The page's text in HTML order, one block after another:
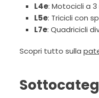
L4e: Motocicli a
L5e: Tricicli con
L7e: Quadricicli
Scopri tutto sulla